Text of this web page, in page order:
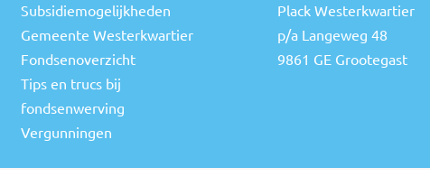
Subsidiemogelijkheden
Gemeente Westerkwartier
Fondsenoverzicht
Tips en trucs bij
fondsenwerving
Vergunningen
Plack Westerkwartier
p/a Langeweg 48
9861 GE Grootegast